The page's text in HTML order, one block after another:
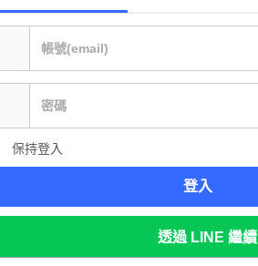
保持登入
登入
透過 LINE 繼續